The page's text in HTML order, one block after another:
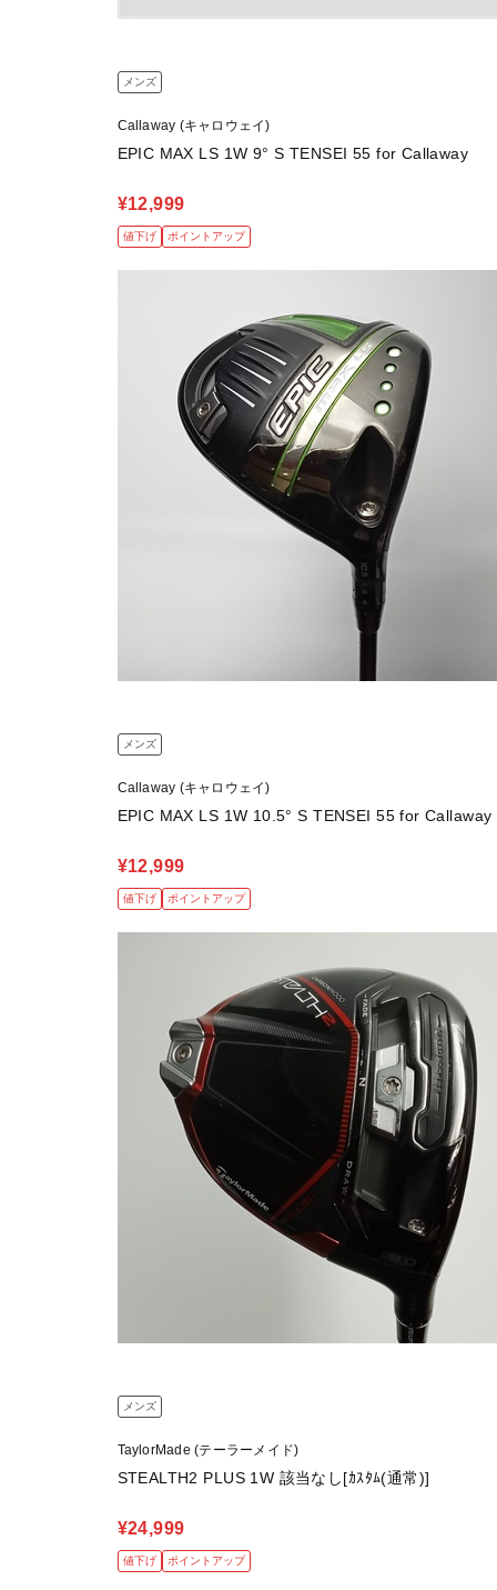
メンズ
Callaway (キャロウェイ)
EPIC MAX LS 1W 9° S TENSEI 55 for Callaway
¥12,999
値下げ ポイントアップ
メンズ
Callaway (キャロウェイ)
EPIC MAX LS 1W 10.5° S TENSEI 55 for Callaway
¥12,999
値下げ ポイントアップ
メンズ
TaylorMade (テーラーメイド)
STEALTH2 PLUS 1W 該当なし[ｶｽﾀﾑ(通常)]
¥24,999
値下げ ポイントアップ